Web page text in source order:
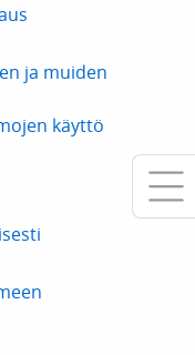
ja muiden
käyttö